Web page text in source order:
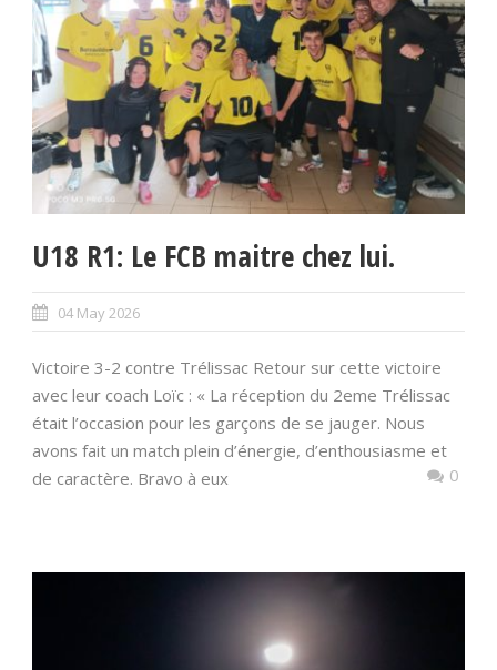
U18 R1: Le FCB maitre chez lui.
04 May 2026
Victoire 3-2 contre Trélissac Retour sur cette victoire
avec leur coach Loïc : « La réception du 2eme Trélissac
était l’occasion pour les garçons de se jauger. Nous
avons fait un match plein d’énergie, d’enthousiasme et
de caractère. Bravo à eux
0